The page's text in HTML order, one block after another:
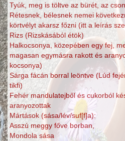
Tyúk, meg is töltve az bürét, az
Rétesnek, bélesnek nemei
körtvélyt akarsz főzni (itt a leírás
Rizs (Rizskásából étök)
Halkocsonya, közepében egy fej,
magasan egymásra rakott és
kocsonya)
Sárga fácán borral leöntve (Lúd
tikfi)
Fehér mandulatejből és cukorból
aranyozottak
Mártások (sása/lév/suf[f]a):
Asszú meggy főve borban,
Mondola sása